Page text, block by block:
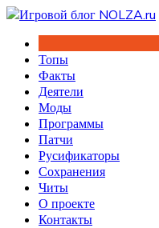
Перейти
содержимому
Топы
Факты
Деятели
Моды
Программы
Патчи
Русификаторы
Сохранения
Читы
О проекте
Контакты